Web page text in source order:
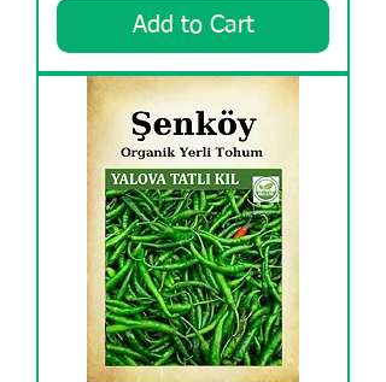
Add to Cart